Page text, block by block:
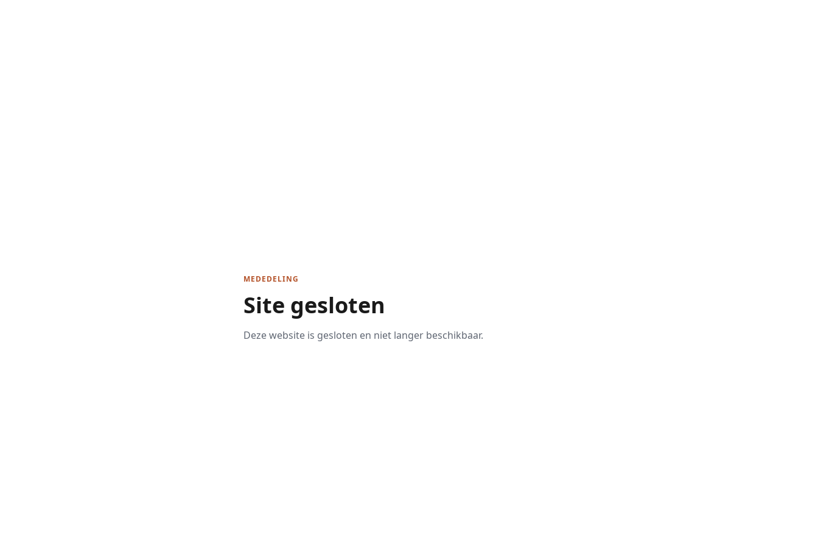
MEDEDELING
Site gesloten
Deze website is gesloten en niet langer beschikbaar.